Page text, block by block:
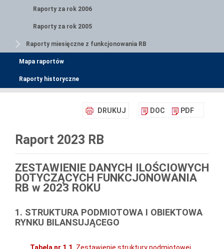
Raporty za rok 2006
Raporty za rok 2005
Raporty miesięczne z funkcjonowania RB
Mapa raportów
Raporty historyczne
DRUKUJ DOC PDF
Raport 2023 RB
ZESTAWIENIE DANYCH ILOŚCIOWYCH
DOTYCZĄCYCH FUNKCJONOWANIA
RB w 2023 ROKU
1. STRUKTURA PODMIOTOWA I OBIEKTOWA
RYNKU BILANSUJĄCEGO
Tabela nr 1.1. Zestawienie struktury podmiotowej